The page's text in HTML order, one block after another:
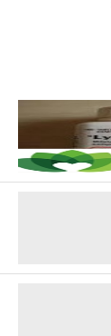
胺），
2.严重
肝治疗
需要，